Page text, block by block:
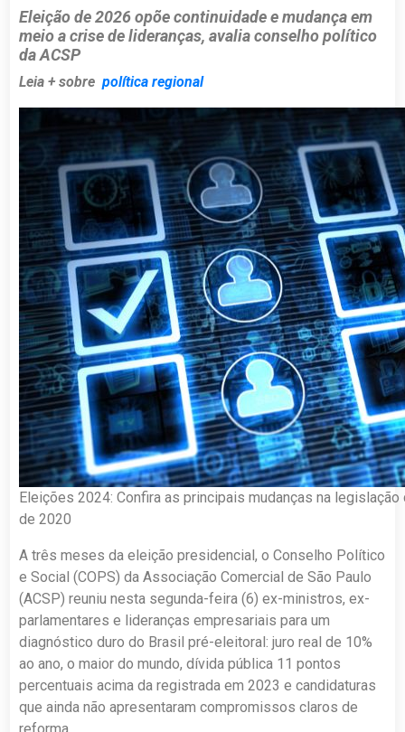
Eleição de 2026 opõe continuidade e mudança em
meio a crise de lideranças, avalia conselho político
da ACSP
Leia + sobre política regional
Eleições 2024: Confira as principais mudanças na
de 2020
A três meses da eleição presidencial, o Conselho Político
e Social (COPS) da Associação Comercial de São Paulo
(ACSP) reuniu nesta segunda-feira (6) ex-ministros, ex-
parlamentares e lideranças empresariais para um
diagnóstico duro do Brasil pré-eleitoral: juro real de 10%
ao ano, o maior do mundo, dívida pública 11 pontos
percentuais acima da registrada em 2023 e candidaturas
que ainda não apresentaram compromissos claros de